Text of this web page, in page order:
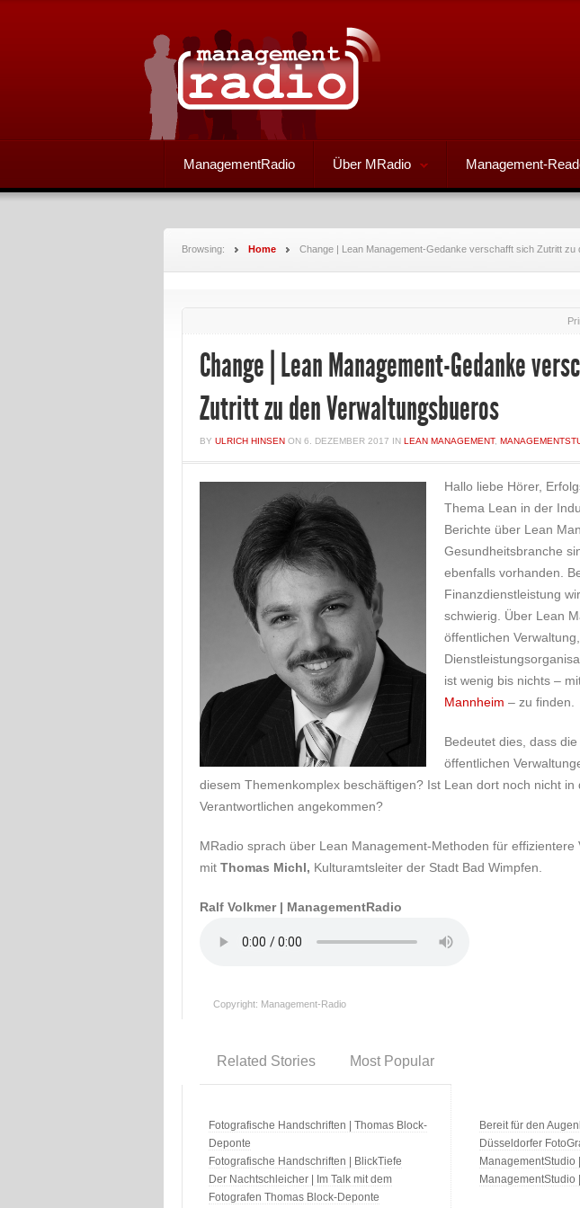
ManagementRadio Über MRadio Management-
Browsing: Home Change | Lean Management-Gedanke verschafft sich Zutritt zu
Change | Lean Management-Gedanke
Zutritt zu den Verwaltungsbueros
BY ULRICH HINSEN ON 6. DEZEMBER 2017 IN LEAN MANAGEMENT,
Hallo liebe Hörer,
Thema Lean in der
Berichte über Lean
Gesundheitsbranche
ebenfalls vorhanden.
Finanzdienstleistung
schwierig. Über Lean
öffentlichen
ist wenig bis nichts –
Mannheim – zu finden.
Bedeutet dies, dass
öffentlichen
diesem Themenkomplex beschäftigen? Ist Lean dort noch nicht in
Verantwortlichen angekommen?
MRadio sprach über Lean Management-Methoden für effizientere
mit Thomas Michl, Kulturamtsleiter der Stadt Bad Wimpfen.
Ralf Volkmer | ManagementRadio
Copyright: Management-Radio
Related Stories Most Popular
Fotografische Handschriften | Thomas Block-
Deponte
Fotografische Handschriften | BlickTiefe
Der Nachtschleicher | Im Talk mit dem
Fotografen Thomas Block-Deponte
Bereit für den
Düsseldorfer
ManagementStudio